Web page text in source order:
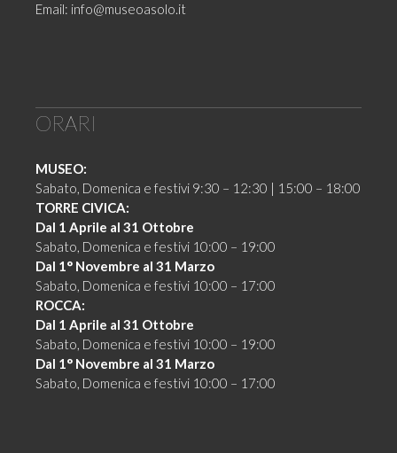
Email: info@museoasolo.it
ORARI
MUSEO:
Sabato, Domenica e festivi 9:30 – 12:30 | 15:00 – 18:00
TORRE CIVICA:
Dal 1 Aprile al 31 Ottobre
Sabato, Domenica e festivi 10:00 – 19:00
Dal 1° Novembre al 31 Marzo
Sabato, Domenica e festivi 10:00 – 17:00
ROCCA:
Dal 1 Aprile al 31 Ottobre
Sabato, Domenica e festivi 10:00 – 19:00
Dal 1° Novembre al 31 Marzo
Sabato, Domenica e festivi 10:00 – 17:00